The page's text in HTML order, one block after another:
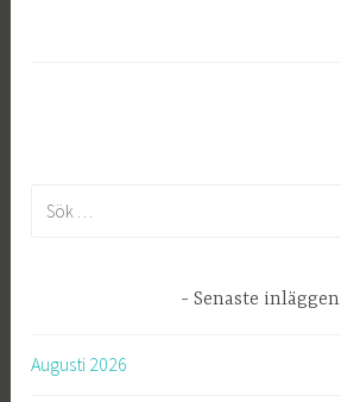
e
Senaste inläggen
Augusti 2026